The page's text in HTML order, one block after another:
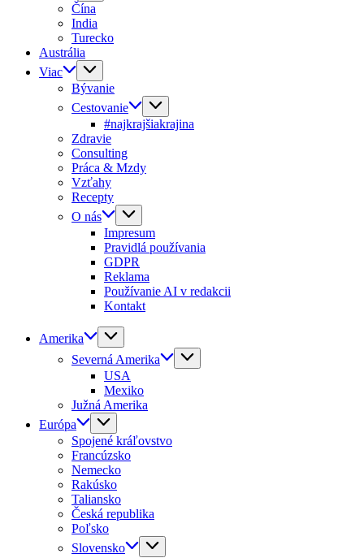
Čína
India
Turecko
Austrália
Viac
Bývanie
Cestovanie
#najkrajšiakrajina
Zdravie
Consulting
Práca & Mzdy
Vzťahy
Recepty
O nás
Impresum
Pravidlá používania
GDPR
Reklama
Používanie AI v redakcii
Kontakt
Amerika
Severná Amerika
USA
Mexiko
Južná Amerika
Európa
Spojené kráľovstvo
Francúzsko
Nemecko
Rakúsko
Taliansko
Česká republika
Poľsko
Slovensko